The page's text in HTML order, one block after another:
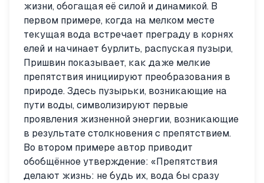
жизни, обогащая её силой и динамикой. В
первом примере, когда на мелком месте
текущая вода встречает преграду в корнях
елей и начинает бурлить, распуская пузыри,
Пришвин показывает, как даже мелкие
препятствия инициируют преобразования в
природе. Здесь пузырьки, возникающие на
пути воды, символизируют первые
проявления жизненной энергии, возникающие
в результате столкновения с препятствием.
Во втором примере автор приводит
обобщённое утверждение: «Препятствия
делают жизнь: не будь их, вода бы сразу